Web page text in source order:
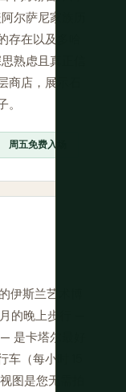
尔萨尼家族历
在以及多哈
熟虑且真正信
店，展示石
周五免费入场
伊斯兰艺术博
的晚上步行 —
是卡塔尔最好
（每小时 15
图是您无需拍